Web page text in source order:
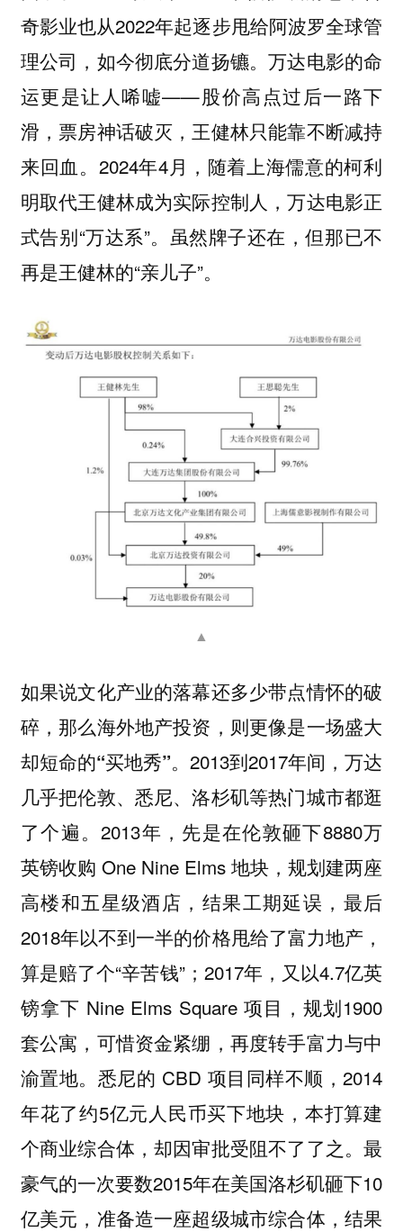
奇影业也从2022年起逐步甩给阿波罗全球管
理公司，如今彻底分道扬镳。万达电影的命
运更是让人唏嘘——股价高点过后一路下
滑，票房神话破灭，王健林只能靠不断减持
来回血。2024年4月，随着上海儒意的柯利
明取代王健林成为实际控制人，万达电影正
式告别“万达系”。虽然牌子还在，但那已不
再是王健林的“亲儿子”。
▲
如果说文化产业的落幕还多少带点情怀的破
碎，那么海外地产投资，则更像是一场盛大
却短命的“买地秀”。2013到2017年间，万达
几乎把伦敦、悉尼、洛杉矶等热门城市都逛
了个遍。2013年，先是在伦敦砸下8880万
英镑收购 One Nine Elms 地块，规划建两座
高楼和五星级酒店，结果工期延误，最后
2018年以不到一半的价格甩给了富力地产，
算是赔了个“辛苦钱”；2017年，又以4.7亿英
镑拿下 Nine Elms Square 项目，规划1900
套公寓，可惜资金紧绷，再度转手富力与中
渝置地。悉尼的 CBD 项目同样不顺，2014
年花了约5亿元人民币买下地块，本打算建
个商业综合体，却因审批受阻不了了之。最
豪气的一次要数2015年在美国洛杉矶砸下10
亿美元，准备造一座超级城市综合体，结果